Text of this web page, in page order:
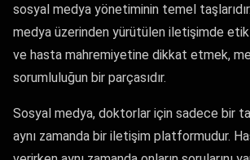
sosyal medya yönetiminin temel
medya üzerinden yürütülen iletişimde
ve hasta mahremiyetine dikkat etmek,
sorumluluğun bir parçasıdır.
Sosyal medya, doktorlar için sadece bir
aynı zamanda bir iletişim platformudur.